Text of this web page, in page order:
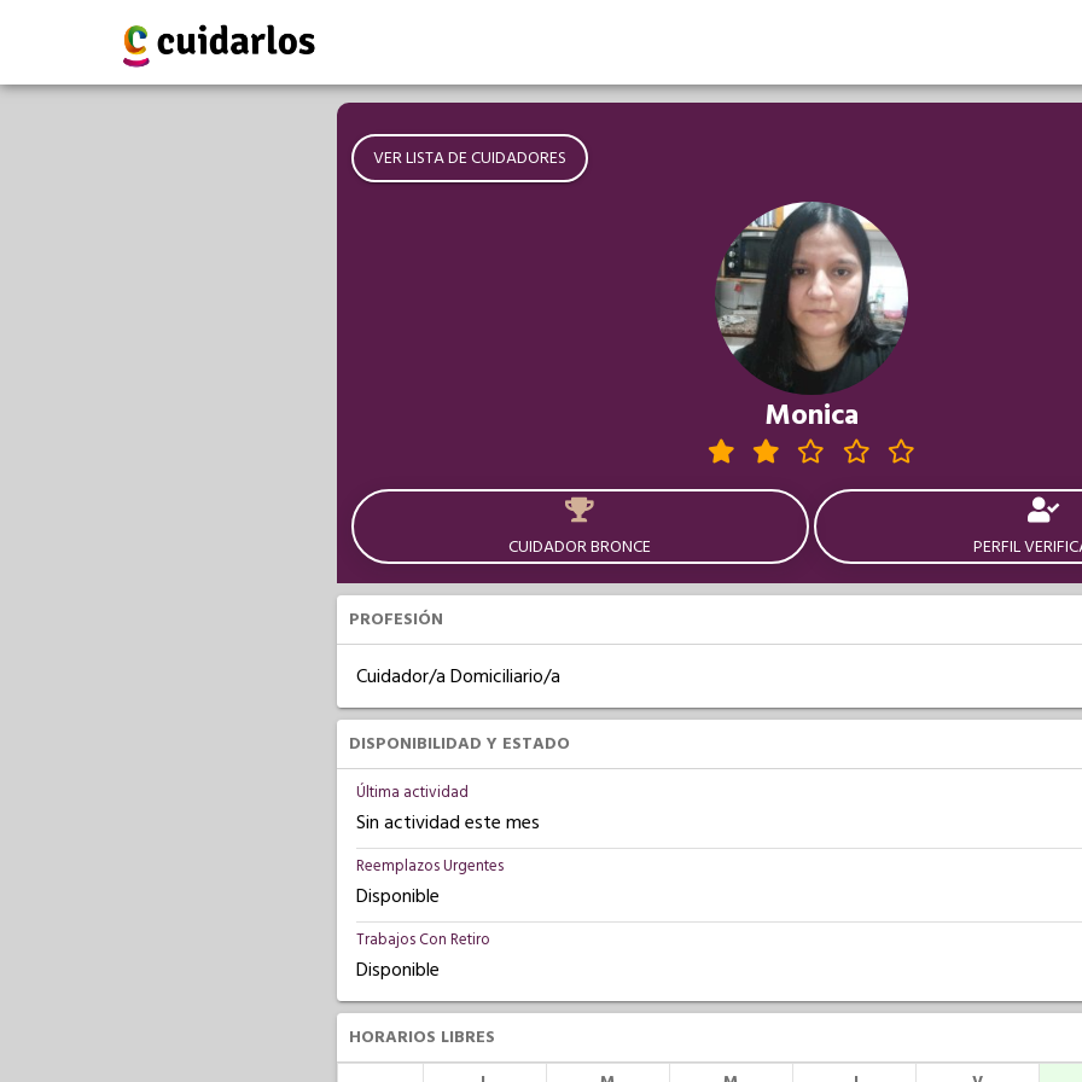
VER LISTA DE CUIDADORES
Monica
CUIDADOR BRONCE PERFIL
PROFESIÓN
Cuidador/a Domiciliario/a
DISPONIBILIDAD Y ESTADO
Última actividad
Sin actividad este mes
Reemplazos Urgentes
Disponible
Trabajos Con Retiro
Disponible
HORARIOS LIBRES